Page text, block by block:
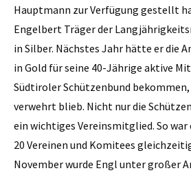
Hauptmann zur Verfügung gestellt
Engelbert Träger der
in Silber. Nächstes Jahr hätte er die
in Gold für seine 40-Jährige aktive
Südtiroler Schützenbund
verwehrt blieb. Nicht nur die
ein wichtiges Vereinsmitglied. So war
20 Vereinen und Komitees
November wurde Engl unter großer